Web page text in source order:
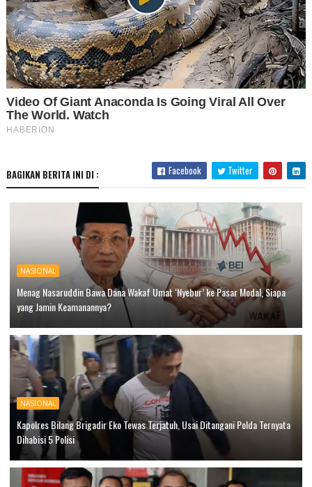
BAGIKAN BERITA INI DI : Facebook Twitter
NASIONAL
Menag Nasaruddin Bawa Dana Wakaf Umat ‘Nyebur’ ke Pasar Modal, Siapa
yang Jamin Keamanannya?
NASIONAL
Kapolres Bilang Brigadir Eko Tewas Terjatuh, Usai Ditangani Polda Ternyata
Dihabisi 5 Polisi